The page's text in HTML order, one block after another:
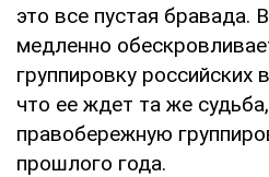
это все пустая бравада.
медленно
группировку российских
что ее ждет та же
правобережную
прошлого года.